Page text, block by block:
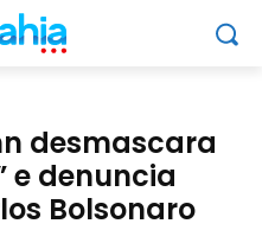
desmascara
e denuncia
Bolsonaro